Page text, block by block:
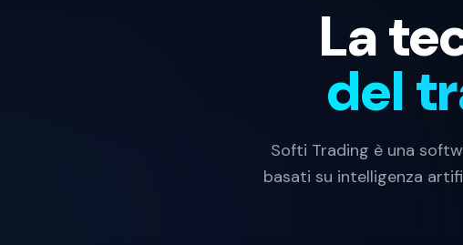
La
del
Softi Trading è una
basati su intelligenza